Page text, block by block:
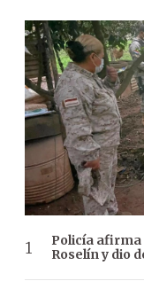
Policía afirma
Roselín y dio